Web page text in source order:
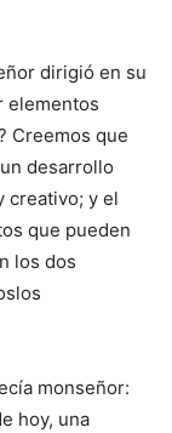
dirigió en su
elementos
Creemos que
desarrollo
creativo; y el
que pueden
los dos
monseñor:
hoy, una